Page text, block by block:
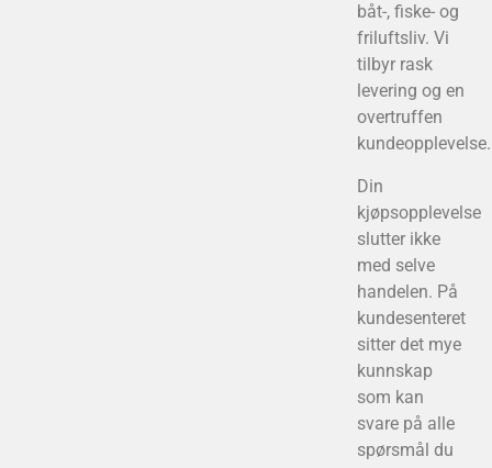
båt-, fiske- og
friluftsliv. Vi
tilbyr rask
levering og en
overtruffen
kundeopplevelse.
Din
kjøpsopplevelse
slutter ikke
med selve
handelen. På
kundesenteret
sitter det mye
kunnskap
som kan
svare på alle
spørsmål du